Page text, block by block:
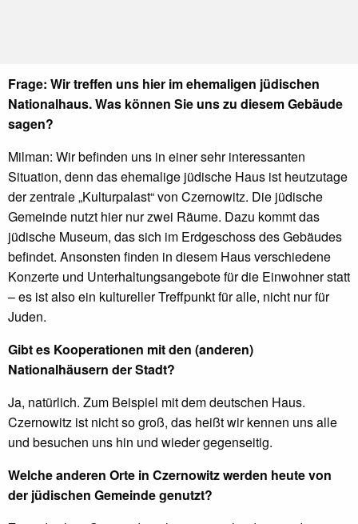
Frage: Wir treffen uns hier im ehemaligen jüdischen
Nationalhaus. Was können Sie uns zu diesem Gebäude
sagen?
Milman: Wir befinden uns in einer sehr interessanten
Situation, denn das ehemalige jüdische Haus ist heutzutage
der zentrale „Kulturpalast“ von Czernowitz. Die jüdische
Gemeinde nutzt hier nur zwei Räume. Dazu kommt das
jüdische Museum, das sich im Erdgeschoss des Gebäudes
befindet. Ansonsten finden in diesem Haus verschiedene
Konzerte und Unterhaltungsangebote für die Einwohner statt
– es ist also ein kultureller Treffpunkt für alle, nicht nur für
Juden.
Gibt es Kooperationen mit den (anderen)
Nationalhäusern der Stadt?
Ja, natürlich. Zum Beispiel mit dem deutschen Haus.
Czernowitz ist nicht so groß, das heißt wir kennen uns alle
und besuchen uns hin und wieder gegenseitig.
Welche anderen Orte in Czernowitz werden heute von
der jüdischen Gemeinde genutzt?